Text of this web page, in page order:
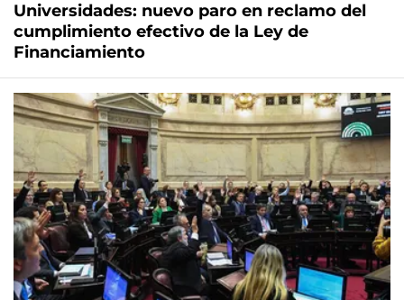
Universidades: nuevo paro en reclamo del
cumplimiento efectivo de la Ley de
Financiamiento